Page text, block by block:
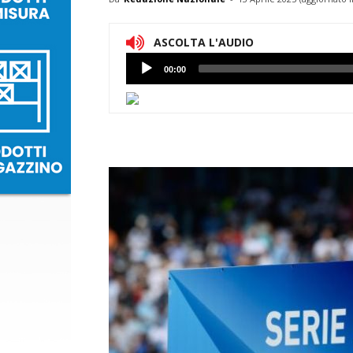
ASCOLTA L'AUDIO
Lettore
Audio
00:00